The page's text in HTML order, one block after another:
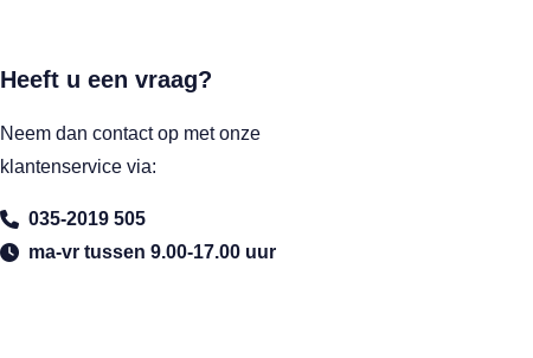
Heeft u een vraag?
Neem dan contact op met onze
klantenservice via:
035-2019 505
ma-vr tussen 9.00-17.00 uur